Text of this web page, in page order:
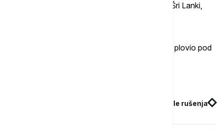
"Maersk" i iz baltimorske luke je isplovio prema Šri Lanki,
Brod je dugačak 289 metara i na dan nesreće je plovio pod
Merilend dobio 60 miliona dolara pomoći posle rušenja